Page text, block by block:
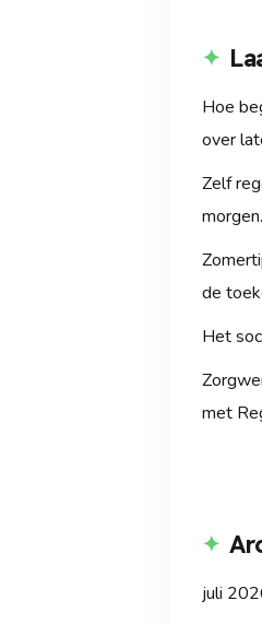
Hoe
over
Zelf
morgen.
de
Het
met
juli